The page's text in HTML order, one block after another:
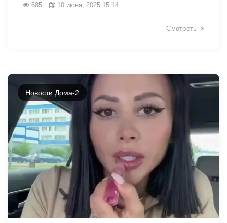
685 10 июня, 2025 15:14
Смотреть
Новости Дома-2